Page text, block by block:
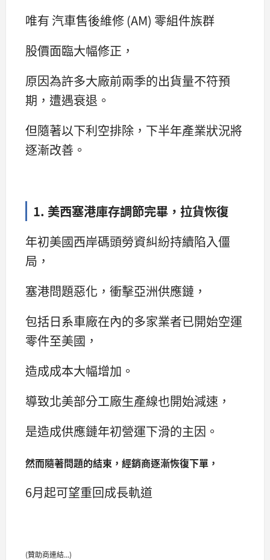
唯有 汽車售後維修 (AM) 零組件族群
股價面臨大幅修正，
原因為許多大廠前兩季的出貨量不符預
期，遭遇衰退。
但隨著以下利空排除，下半年產業狀況將
逐漸改善。
1. 美西塞港庫存調節完畢，拉貨恢復
年初美國西岸碼頭勞資糾紛持續陷入僵
局，
塞港問題惡化，衝擊亞洲供應鏈，
包括日系車廠在內的多家業者已開始空運
零件至美國，
造成成本大幅增加。
導致北美部分工廠生產線也開始減速，
是造成供應鏈年初營運下滑的主因。
然而隨著問題的結束，經銷商逐漸恢復下單，
6月起可望重回成長軌道
(贊助商連結...)